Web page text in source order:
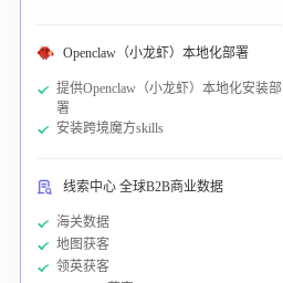
Openclaw（小龙虾）本地化部署
提供Openclaw（小龙虾）本地化安装部
署
安装跨境魔方skills
线索中心 全球B2B商业数据
海关数据
地图获客
领英获客